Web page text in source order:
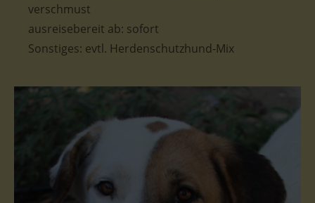
verschmust
ausreisebereit ab: sofort
Sonstiges: evtl. Herdenschutzhund-Mix